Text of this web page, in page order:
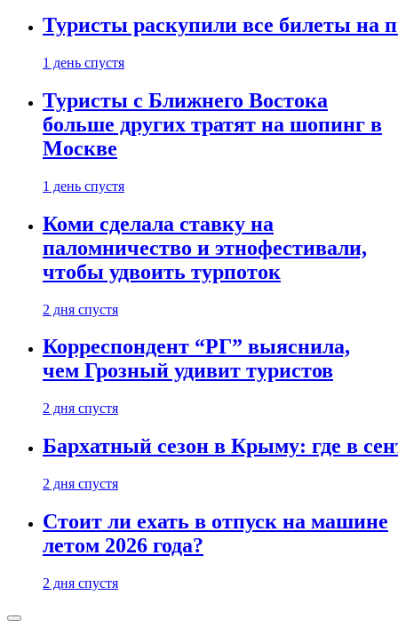
Туристы раскупили все билеты на
1 день спустя
Туристы с Ближнего Востока
больше других тратят на шопинг в
Москве
1 день спустя
Коми сделала ставку на
паломничество и этнофестивали,
чтобы удвоить турпоток
2 дня спустя
Корреспондент “РГ” выяснила,
чем Грозный удивит туристов
2 дня спустя
Бархатный сезон в Крыму: где в
2 дня спустя
Стоит ли ехать в отпуск на машине
летом 2026 года?
2 дня спустя